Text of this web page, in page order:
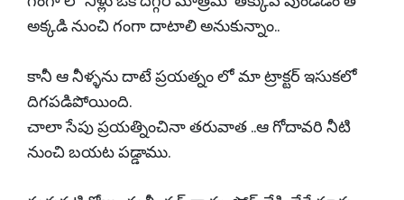
అక్కడి నుంచి గంగా దాటాలి అనుకున్నాం..
కానీ ఆ నీళ్ళను దాటే ప్రయత్నం లో మా ట్రాక్టర్ ఇసుకలో
దిగపడిపోయింది.
చాలా సేపు ప్రయత్నించినా తరువాత ..ఆ గోదావరి నీటి
నుంచి బయట పడ్డాము.